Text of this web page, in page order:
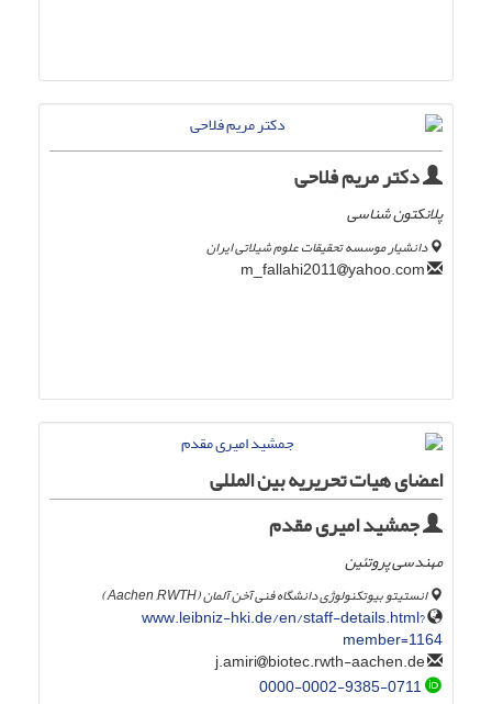
دکتر مریم فلاحی
پلانکتون شناسی
دانشیار موسسه تحقیقات علوم شیلاتی ایران
yahoo.com
اعضای هیات تحریریه بین المللی
جمشید امیری مقدم
مهندسی پروتئین
انستیتو بیوتکنولوژی دانشگاه فنی آخن آلمان (Aachen ,RWTH )
www.leibniz-hki.de/en/staff-details.html?
member=1164
biotec.rwth-aachen.de
0000-0002-9385-0711